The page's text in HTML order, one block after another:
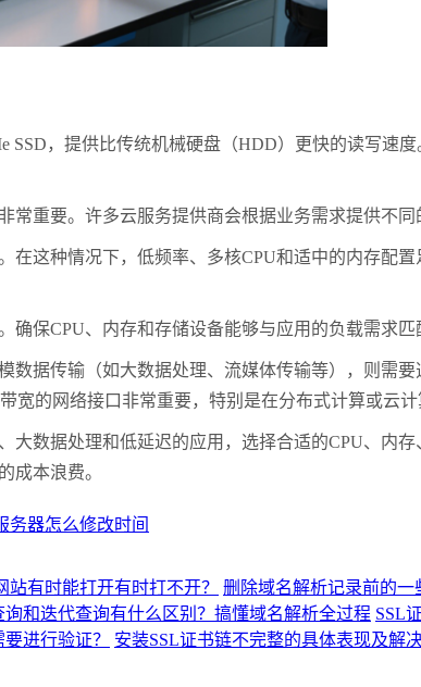
，提供比传统机械硬盘（HDD）更快的读写速
要。许多云服务提供商会根据业务需求提供不同
种情况下，低频率、多核CPU和适中的内存配置
CPU、内存和存储设备能够与应用的负载需求匹
据传输（如大数据处理、流媒体传输等），则需要
宽的网络接口非常重要，特别是在分布式计算或云计
据处理和低延迟的应用，选择合适的CPU、内存
成本浪费。
务器怎么修改时间
有时能打开有时打不开？ 删除域名解析记录前的一
询和迭代查询有什么区别？搞懂域名解析全过程 SSL
进行验证？
安装SSL证书链不完整的具体表现及解